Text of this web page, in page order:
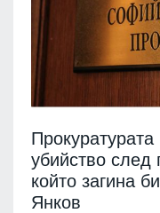
убийство след
който загина
Янков